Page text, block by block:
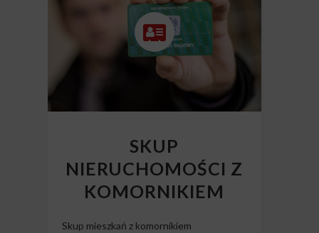
SKUP
NIERUCHOMOŚCI Z
KOMORNIKIEM
Skup mieszkań z komornikiem